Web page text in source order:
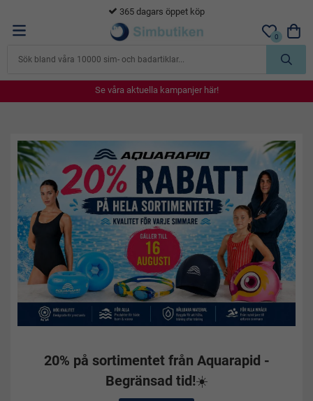
365 dagars öppet köp
0
Se våra aktuella kampanjer här!
Se våra aktuella kampanjer här!
Se våra aktuella kampanjer här!
20% på sortimentet från Aquarapid -
Begränsad tid!☀️